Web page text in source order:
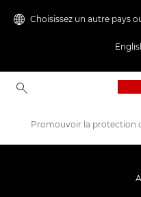
Choisissez un autre pays